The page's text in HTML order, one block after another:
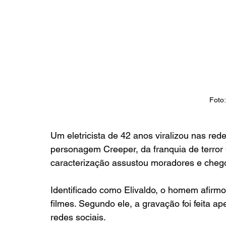
Um eletricista de 42 anos viralizou nas
personagem Creeper, da franquia de terror
caracterização assustou moradores e
Identificado como Elivaldo, o homem
filmes. Segundo ele, a gravação foi feita
redes sociais.